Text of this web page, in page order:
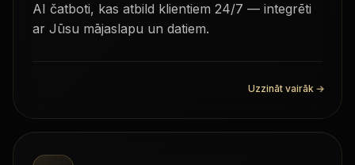
AI čatboti, kas atbild klientiem 24/7 — integrēti
ar Jūsu mājaslapu un datiem.
Uzzināt vairāk →